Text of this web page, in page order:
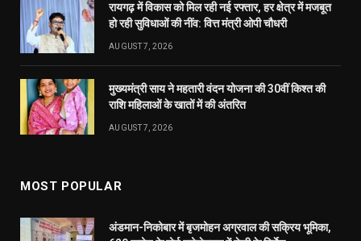
रायगढ़ में विकास को मिल रही नई रफ्तार, हर क्षेत्र में मजबूत
हो रही सुविधाओं की नींव: वित्त मंत्री ओपी चौधरी
AUGUST 7, 2026
मुख्यमंत्री साय ने महतारी वंदन योजना की 30वीं किश्त की
राशि महिलाओं के खातों में की अंतरित
AUGUST 7, 2026
MOST POPULAR
अंडमान-निकोबार में बृजमोहन अग्रवाल की सक्रिय भूमिका,